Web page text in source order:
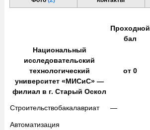
Проходной
бал
Национальный
исследовательский
технологический
университет «МИСиС» —
филиал в г. Старый Оскол
от0
Cтроительствобакалавриат —
Автоматизация